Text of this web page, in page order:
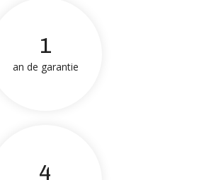
1
an de garantie
4